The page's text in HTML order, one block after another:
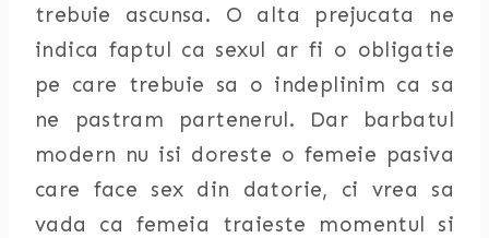
trebuie ascunsa. O alta prejucata ne
indica faptul ca sexul ar fi o obligatie
pe care trebuie sa o indeplinim ca sa
ne pastram partenerul. Dar barbatul
modern nu isi doreste o femeie pasiva
care face sex din datorie, ci vrea sa
vada ca femeia traieste momentul si